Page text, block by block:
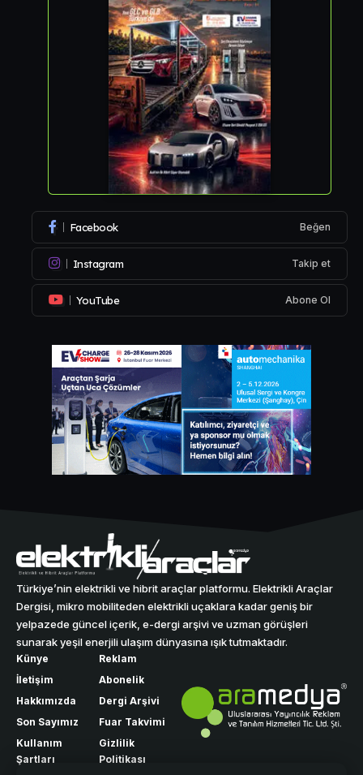
Facebook Beğen
Instagram Takip et
YouTube Abone Ol
Türkiye’nin elektrikli ve hibrit araçlar platformu. Elektrikli Araçlar
Dergisi, mikro mobiliteden elektrikli uçaklara kadar geniş bir
yelpazede güncel içerik, e-dergi arşivi ve uzman görüşleri
sunarak yeşil enerjili ulaşım dünyasına ışık tutmaktadır.
Künye
İletişim
Hakkımızda
Son Sayımız
Kullanım
Şartları
Reklam
Abonelik
Dergi Arşivi
Fuar Takvimi
Gizlilik
Politikası